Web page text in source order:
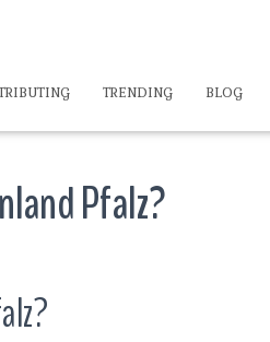
TRENDING BLOG
Pfalz?